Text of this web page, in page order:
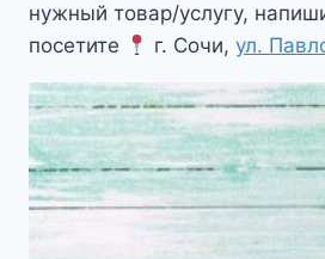
нужный товар/услугу,
посетите
г. Сочи,ул.